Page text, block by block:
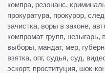
компра, резонанс,
прокуратура, прокурор,
зачистка, воры в законе,
компромат групп, незыгарь,
выборы, мандат, мер,
взятка, опг, судья, суд,
эскорт, проституция, шок-